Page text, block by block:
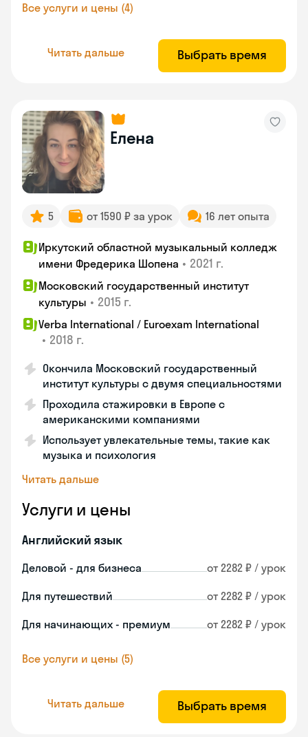
Все услуги и цены (4)
Читать дальше Выбрать время
Елена
5 от 1590 ₽ за урок 16 лет опыта
Иркутский областной музыкальный колледж
имени Фредерика Шопена • 2021 г.
Московский государственный институт
культуры • 2015 г.
Verba International / Euroexam International
• 2018 г.
Окончила Московский государственный
институт культуры с двумя специальностями
Проходила стажировки в Европе с
американскими компаниями
Использует увлекательные темы, такие как
музыка и психология
Читать дальше
Услуги и цены
Английский язык
Деловой - для бизнеса от 2282 ₽ / урок
Для путешествий от 2282 ₽ / урок
Для начинающих - премиум от 2282 ₽ / урок
Все услуги и цены (5)
Читать дальше Выбрать время